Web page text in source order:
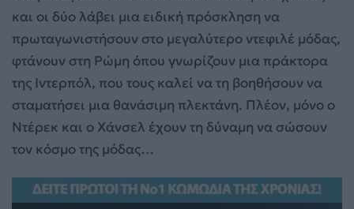
και οι δύο λάβει μια ειδική πρόσκληση να
πρωταγωνιστήσουν στο μεγαλύτερο ντεφιλέ μόδας,
φτάνουν στη Ρώμη όπου γνωρίζουν μια πράκτορα
της Ιντερπόλ, που τους καλεί να τη βοηθήσουν να
σταματήσει μια θανάσιμη πλεκτάνη. Πλέον, μόνο ο
Ντέρεκ και ο Χάνσελ έχουν τη δύναμη να σώσουν
τον κόσμο της μόδας…